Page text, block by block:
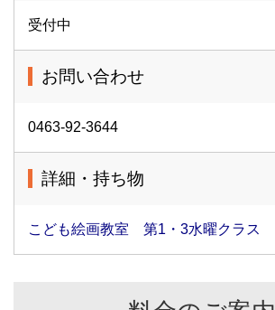
受付中
お問い合わせ
0463-92-3644
詳細・持ち物
こども絵画教室 第1・3水曜クラス